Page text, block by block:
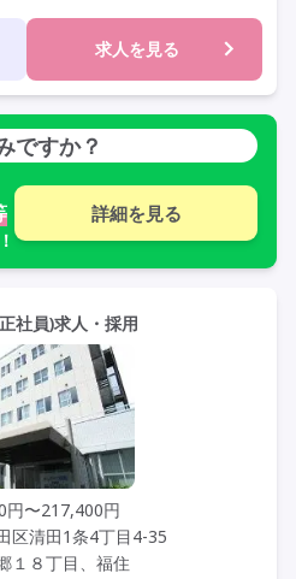
神保健福祉士
残業月20時間以内
会保険完備
交通費支給
定年なし 車通勤可 駅近
求人を見る
ですか？
詳細を見る
社員)求人・採用
円〜217,400円
区清田1条4丁目4-35
１８丁目、福住